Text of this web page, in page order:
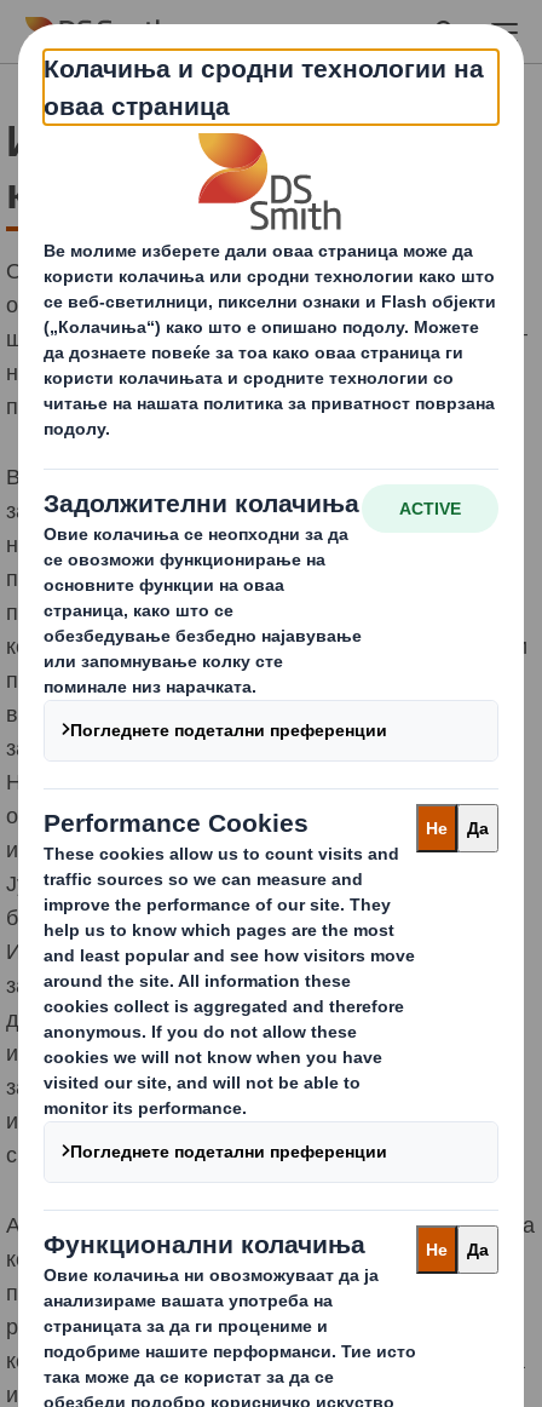
Skip to main content
Известување за
колачиња
Ова известување се однесува на сите корисници на
оваа веб-страница или на која било локација каде
што се наоѓа ова известување, која е во сопственост
на DS Smith и нејзините дивизии, подружници и
партнери (заедно, "Компанијата").
Во DS Smith, нашиот пристап кон приватноста и
заштитата на податоците започнува со една од
нашите основни вредности: посветени сме да ги
правиме вистинските работи, на вистинскиот начин,
по вистинските причини, цело време. Нашата
компанија собира, користи, чува и штити ваши лични
податоци во согласност со нејзините етички
вредности и во согласност со применливите закони
за заштита на податоци во земјите во кои работи.
Нашата компанија спроведе технички и
организациски мерки за заштита на сите
информации што можеби ги собираме.
Јурисдикциите во одредени јурисдикции може да
бараат нашата Компанија да го дополни ова
Известување и да се придржува до локалните
закони, и ништо во ова Известување не е наменето
да ги ограничи правата и обврските на Компанијата
или правата на субјектите на податоци според
задолжителните локални закони. Ништо во ова
известување не е наменето да формира договор за
свршувачка или на друг начин.
Ако сте во јурисдикција која го признава концептот на
контролор на податоци или слично, контролорот на
податоци е компанијата DS Smith и/или нејзините
релевантни оддели, подружници и филијали кои
комуницираат со вас. "Лични податоци" значи секоја
информација поврзана со идентификувано или